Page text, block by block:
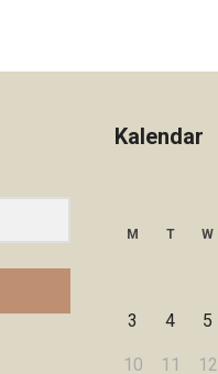
Kalendar
M T W
3 4 5
10 11 12